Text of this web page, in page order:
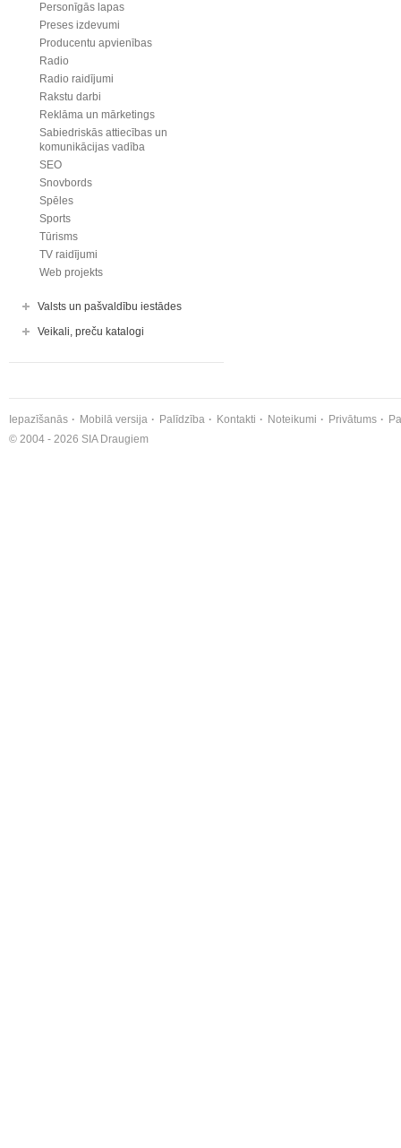
Personīgās lapas
Preses izdevumi
Producentu apvienības
Radio
Radio raidījumi
Rakstu darbi
Reklāma un mārketings
Sabiedriskās attiecības un
komunikācijas vadība
SEO
Snovbords
Spēles
Sports
Tūrisms
TV raidījumi
Web projekts
Valsts un pašvaldību iestādes
Veikali, preču katalogi
Iepazīšanās Mobilā versija Palīdzība Kontakti Noteikumi Privātums
© 2004 - 2026 SIA Draugiem